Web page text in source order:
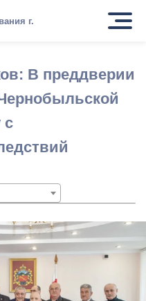
г.
В преддверии
с